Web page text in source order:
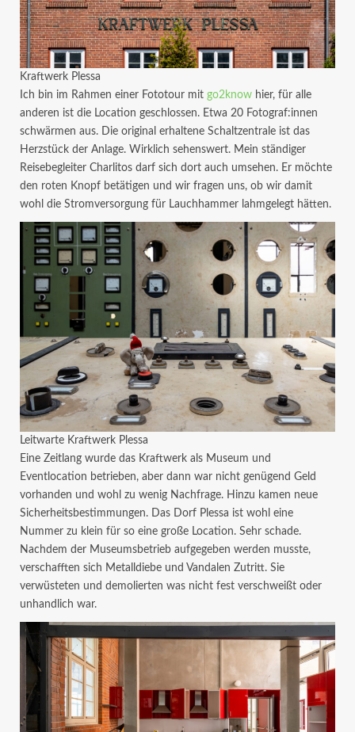
Kraftwerk Plessa
Ich bin im Rahmen einer Fototour mit go2know hier, für alle
anderen ist die Location geschlossen. Etwa 20 Fotograf:innen
schwärmen aus. Die original erhaltene Schaltzentrale ist das
Herzstück der Anlage. Wirklich sehenswert. Mein ständiger
Reisebegleiter Charlitos darf sich dort auch umsehen. Er möchte
den roten Knopf betätigen und wir fragen uns, ob wir damit
wohl die Stromversorgung für Lauchhammer lahmgelegt hätten.
Leitwarte Kraftwerk Plessa
Eine Zeitlang wurde das Kraftwerk als Museum und
Eventlocation betrieben, aber dann war nicht genügend Geld
vorhanden und wohl zu wenig Nachfrage. Hinzu kamen neue
Sicherheitsbestimmungen. Das Dorf Plessa ist wohl eine
Nummer zu klein für so eine große Location. Sehr schade.
Nachdem der Museumsbetrieb aufgegeben werden musste,
verschafften sich Metalldiebe und Vandalen Zutritt. Sie
verwüsteten und demolierten was nicht fest verschweißt oder
unhandlich war.